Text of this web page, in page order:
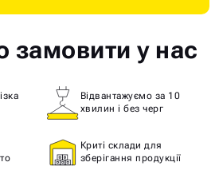
замовити у нас
Відвантажуємо за 10
хвилин і без черг
Криті склади для
зберігання продукції